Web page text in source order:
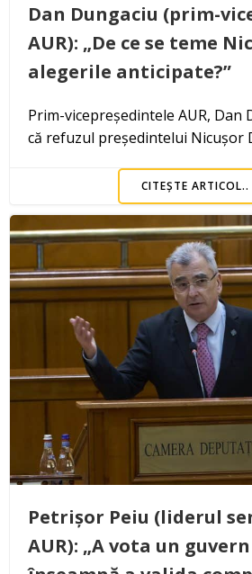
Dan Dungaciu (prim-
AUR): „De ce se teme
alegerile anticipate?”
Prim-vicepreședintele AUR, Dan
că refuzul președintelui Nicușor
CITEȘTE ARTICOL..
Petrișor Peiu (liderul
AUR): „A vota un